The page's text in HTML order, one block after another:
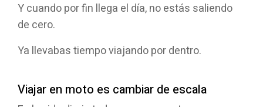
Y cuando por fin llega el día, no estás saliendo
de cero.
Ya llevabas tiempo viajando por dentro.
Viajar en moto es cambiar de escala